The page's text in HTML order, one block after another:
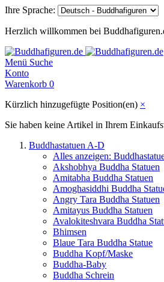
Ihre Sprache:
Herzlich willkommen bei
Menü Suche
Konto
Warenkorb 0
Kürzlich hinzugefügte Position(en) ×
Sie haben keine Artikel in Ihrem
Buddhastatuen A-D
Alles anzeigen:
Akshobhya Buddha Statuen
Amitabha Buddha Statuen
Amoghasiddhi Buddha
Angry Tara Buddha Statuen
Amitayus Buddha Statuen
Avalokiteshvara Buddha
Bhimsen
Blaue Tara Buddha Statue
Buddha Kopf/Maske
Buddha-Baby
Buddha Schrein